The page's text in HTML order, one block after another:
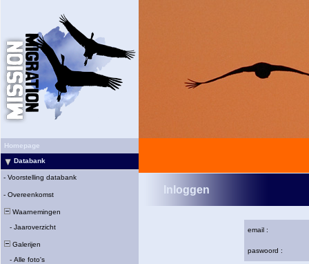
Homepage
Databank
- Voorstelling databank
- Overeenkomst
Waarnemingen
- Jaaroverzicht
Galerijen
- Alle foto's
Inloggen
email :
paswoord :